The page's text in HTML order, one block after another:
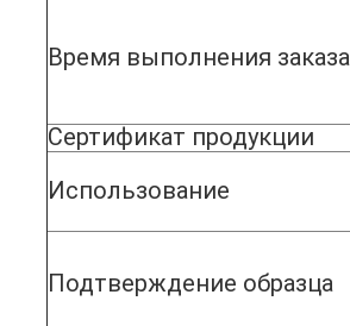
Время выполнения заказа
Сертификат продукции
Использование
Подтверждение образца